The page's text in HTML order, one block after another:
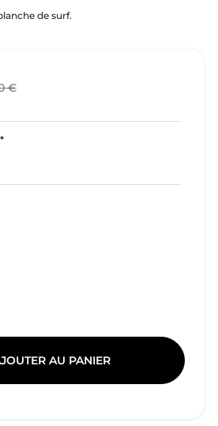
de surf.
€
AU PANIER